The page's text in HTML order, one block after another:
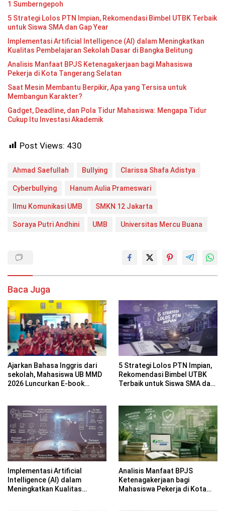
1 Sumberngepoh
5 Strategi Lolos PTN Impian, Rekomendasi Bimbel UTBK Terbaik
untuk Siswa SMA dan Gap Year
Implementasi Artificial Intelligence (AI) dalam Meningkatkan
Kualitas Pembelajaran Sekolah Dasar di Bangka Belitung
Analisis Manfaat BPJS Ketenagakerjaan bagi Mahasiswa
Pekerja di Kota Tangerang Selatan
Saat Mesin Membantu Berpikir, Apa yang Tersisa untuk
Membangun Karakter?
Gadget, Deadline, dan Pola Tidur Mahasiswa: Mengapa Tidur
Cukup Itu Investasi Akademik
Post Views: 430
Ahmad Saefullah Bullying Clarissa Shafa Adistya
Cyberbullying Hanum Aulia Prameswari
Ilmu Komunikasi UMB SMKN 12 Jakarta
Soraya Putri Andhini UMB Universitas Mercu Buana
Baca Juga
Ajarkan Bahasa Inggris dari
sekolah, Mahasiswa UB MMD
2026 Luncurkan E-book
Sumberngepoh
5 Strategi Lolos PTN Impian,
Rekomendasi Bimbel UTBK
Terbaik untuk Siswa SMA dan
Implementasi Artificial
Intelligence (AI) dalam
Meningkatkan Kualitas
Analisis Manfaat BPJS
Ketenagakerjaan bagi
Mahasiswa Pekerja di Kota